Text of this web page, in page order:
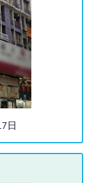
日